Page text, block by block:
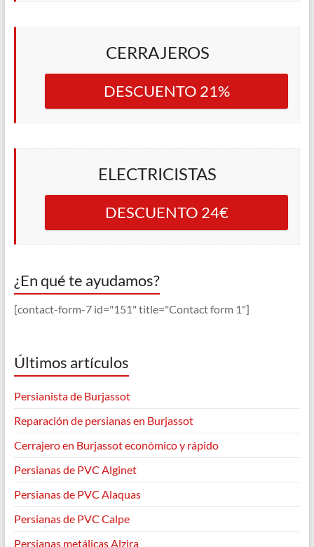
CERRAJEROS
DESCUENTO 21%
ELECTRICISTAS
DESCUENTO 24€
¿En qué te ayudamos?
[contact-form-7 id="151" title="Contact form 1"]
Últimos artículos
Persianista de Burjassot
Reparación de persianas en Burjassot
Cerrajero en Burjassot económico y rápido
Persianas de PVC Alginet
Persianas de PVC Alaquas
Persianas de PVC Calpe
Persianas metálicas Alzira